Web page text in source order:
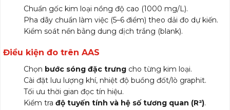
Chuẩn gốc kim loại nồng độ cao (1000 mg/L).
Pha dãy chuẩn làm việc (5–6 điểm) theo dải đo dự kiến.
Kiểm soát nền bằng dung dịch trắng (blank).
Điều kiện đo trên AAS
Chọn bước sóng đặc trưng cho từng kim loại.
Cài đặt lưu lượng khí, nhiệt độ buồng đốt/lò graphit.
Tối ưu thời gian đọc tín hiệu.
Kiểm tra độ tuyến tính và hệ số tương quan (R²).